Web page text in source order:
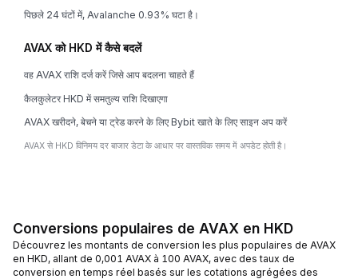
पिछले 24 घंटों में, Avalanche 0.93% घटा है।
AVAX को HKD में कैसे बदलें
वह AVAX राशि दर्ज करें जिसे आप बदलना चाहते हैं
कैलकुलेटर HKD में समतुल्य राशि दिखाएगा
AVAX खरीदने, बेचने या ट्रेड करने के लिए Bybit खाते के लिए साइन अप करें
AVAX से HKD विनिमय दर बाजार डेटा के आधार पर वास्तविक समय में अपडेट होती है।
Conversions populaires de AVAX en HKD
Découvrez les montants de conversion les plus populaires de AVAX
en HKD, allant de 0,001 AVAX à 100 AVAX, avec des taux de
conversion en temps réel basés sur les cotations agrégées des